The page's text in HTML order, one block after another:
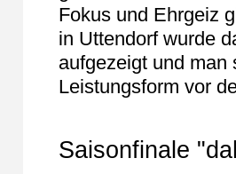
Fokus und Ehrgeiz
in Uttendorf wurde
aufgezeigt und man
Leistungsform vor
Saisonfinale